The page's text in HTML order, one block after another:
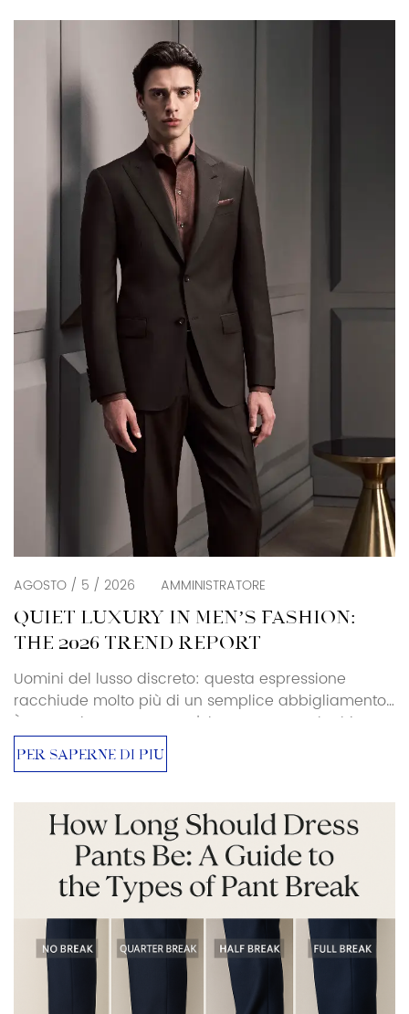
production-ready decisions. Luxury and Retro […]
AGOSTO / 5 / 2026 AMMINISTRATORE
QUIET LUXURY IN MEN’S FASHION:
THE 2026 TREND REPORT
Uomini del lusso discreto: questa espressione
racchiude molto più di un semplice abbigliamento.
È un movimento verso un'eleganza senza loghi,
un'esclusività senza ostentazioni. Per acquirenti e
addetti ai lavori, questo cambiamento sta
dell'abbigliamento maschile di alta gamma nel
2025-26. Cos'è il lusso discreto? La tendenza del
lusso discreto (alias ricchezza nascosta, uomini
dall'estetica da ricchi) non è nuova, ma […]
PER SAPERNE DI PIÙ